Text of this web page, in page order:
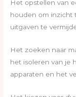
Het opstellen van
houden om inzicht
uitgaven te
Het zoeken naar
het isoleren van je
apparaten en het